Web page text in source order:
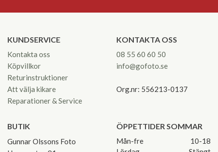
KUNDSERVICE
Kontakta oss
Köpvillkor
Returinstruktioner
Att välja kikare
Reparationer & Service
KONTAKTA OSS
08 55 60 60 50
info@gofoto.se
Org.nr: 556213-0137
BUTIK
Gunnar Olssons Foto
ÖPPETTIDER SOMMAR
Mån-fre
10-18